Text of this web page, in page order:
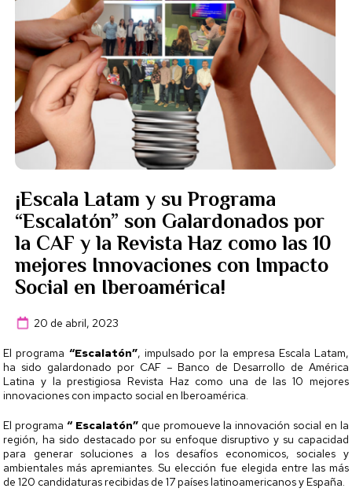
¡Escala Latam y su Programa
“Escalatón” son Galardonados por
la CAF y la Revista Haz como las 10
mejores Innovaciones con Impacto
Social en Iberoamérica!
20 de abril, 2023
El programa “Escalatón”, impulsado por la empresa Escala Latam,
ha sido galardonado por CAF – Banco de Desarrollo de América
Latina y la prestigiosa Revista Haz como una de las 10 mejores
innovaciones con impacto social en Iberoamérica.
El programa“ Escalatón” que promoueve la innovación social en la
región, ha sido destacado por su enfoque disruptivo y su capacidad
para generar soluciones a los desafíos economicos, sociales y
ambientales más apremiantes. Su elección fue elegida entre las más
de 120 candidaturas recibidas de 17 países latinoamericanos y España.